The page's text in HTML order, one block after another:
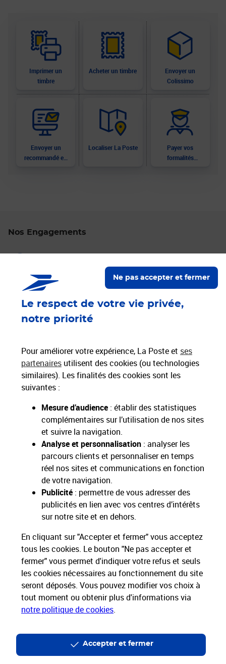
Le respect de votre vie privée,
notre priorité
Pour améliorer votre expérience, La Poste et ses
partenaires utilisent des cookies (ou technologies
similaires). Les finalités des cookies sont les
suivantes :
Mesure d’audience : établir des statistiques
complémentaires sur l’utilisation de nos sites
et suivre la navigation.
Analyse et personnalisation : analyser les
parcours clients et personnaliser en temps
réel nos sites et communications en fonction
de votre navigation.
Publicité : permettre de vous adresser des
publicités en lien avec vos centres d’intérêts
sur notre site et en dehors.
En cliquant sur "Accepter et fermer" vous acceptez
tous les cookies. Le bouton "Ne pas accepter et
fermer" vous permet d'indiquer votre refus et seuls
les cookies nécessaires au fonctionnement du site
seront déposés. Vous pouvez modifier vos choix à
tout moment ou obtenir plus d'informations via
notre politique de cookies.
Ne pas accepter et fermer
Accepter et fermer
Imprimer un
timbre
Acheter un timbre
Envoyer un
Colissimo
Envoyer un
recommandé en
Localiser La Poste
Payer vos
formalités
Nos Engagements
Localiser un bureau de poste
Paiements 100% sécurisés
Nos engagements
sociétaux et environnementaux
Applications La Poste Toutes nos applications
Restons connectés
Nos Services
Nos Produits
Nos Tarifs
La Poste vous accompagne
La Poste recrute